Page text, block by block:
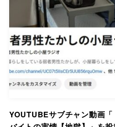
YOUTUBEサブチャン動画